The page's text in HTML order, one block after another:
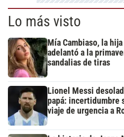
Lo más visto
Mía Cambiaso, la
adelantó a la
sandalias de tiras
Lionel Messi
papá: incertidumbre
viaje de urgencia a